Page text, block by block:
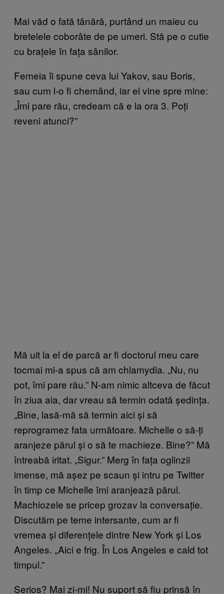
Mai văd o fată tânără, purtând un maieu cu
bretelele coborâte de pe umeri. Stă pe o cutie
cu brațele în fața sânilor.
Femeia îi spune ceva lui Yakov, sau Boris,
sau cum l-o fi chemând, iar el vine spre mine:
„Îmi pare rău, credeam că e la ora 3. Poți
reveni atunci?”
Mă uit la el de parcă ar fi doctorul meu care
tocmai mi-a spus că am chlamydia. „Nu, nu
pot, îmi pare rău.” N-am nimic altceva de făcut
în ziua aia, dar vreau să termin odată ședința.
„Bine, lasă-mă să termin aici și să
reprogramez fata următoare. Michelle o să-ți
aranjeze părul și o să te machieze. Bine?” Mă
întreabă iritat. „Sigur.” Merg în fața oglinzii
imense, mă așez pe scaun și intru pe Twitter
în timp ce Michelle îmi aranjează părul.
Machiozele se pricep grozav la conversație.
Discutăm pe teme intersante, cum ar fi
vremea și diferențele dintre New York și Los
Angeles. „Aici e frig. În Los Angeles e cald tot
timpul.”
Serios? Mai zi-mi! Nu suport să fiu prinsă în